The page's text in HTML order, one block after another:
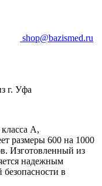
shop@bazismed.ru
г. Уфа
А,
размеры 600 на 1000
Изготовленный из
надежным
в